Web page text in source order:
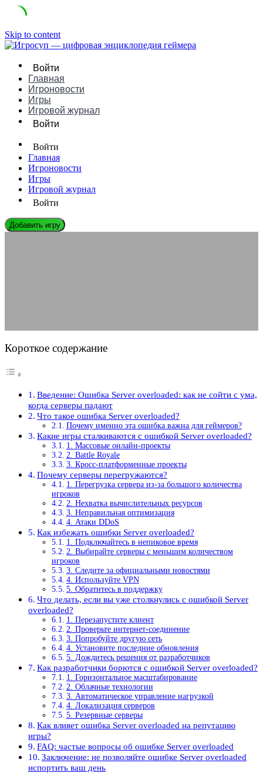
Skip to content
Войти
Главная
Игроновости
Игры
Игровой журнал
Войти
Войти
Главная
Игроновости
Игры
Игровой журнал
Войти
Добавить игру
Короткое содержание
Введение: Ошибка Server overloaded: как не сойти с ума,
когда серверы падают
Что такое ошибка Server overloaded?
Почему именно эта ошибка важна для геймеров?
Какие игры сталкиваются с ошибкой Server overloaded?
1. Массовые онлайн-проекты
2. Battle Royale
3. Кросс-платформенные проекты
Почему серверы перегружаются?
1. Перегрузка сервера из-за большого количества
игроков
2. Нехватка вычислительных ресурсов
3. Неправильная оптимизация
4. Атаки DDoS
Как избежать ошибки Server overloaded?
1. Подключайтесь в непиковое время
2. Выбирайте серверы с меньшим количеством
игроков
3. Следите за официальными новостями
4. Используйте VPN
5. Обратитесь в поддержку
Что делать, если вы уже столкнулись с ошибкой Server
overloaded?
1. Перезапустите клиент
2. Проверьте интернет-соединение
3. Попробуйте другую сеть
4. Установите последние обновления
5. Дождитесь решения от разработчиков
Как разработчики борются с ошибкой Server overloaded?
1. Горизонтальное масштабирование
2. Облачные технологии
3. Автоматическое управление нагрузкой
4. Локализация серверов
5. Резервные серверы
Как влияет ошибка Server overloaded на репутацию
игры?
FAQ: частые вопросы об ошибке Server overloaded
Заключение: не позволяйте ошибке Server overloaded
испортить ваш день